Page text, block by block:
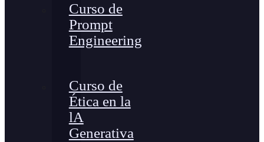
Curso de
Prompt
Engineering
Curso de
Ética en la
lA
Generativa